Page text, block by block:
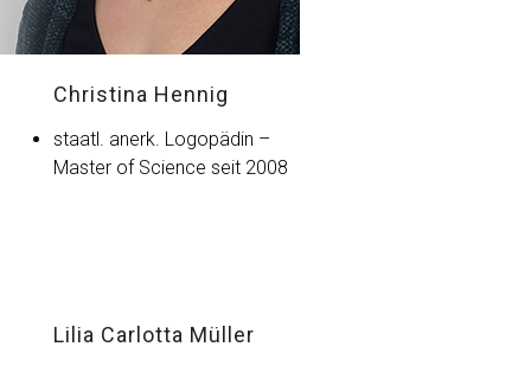
Christina Hennig
staatl. anerk. Logopädin –
Master of Science seit 2008
Lilia Carlotta Müller